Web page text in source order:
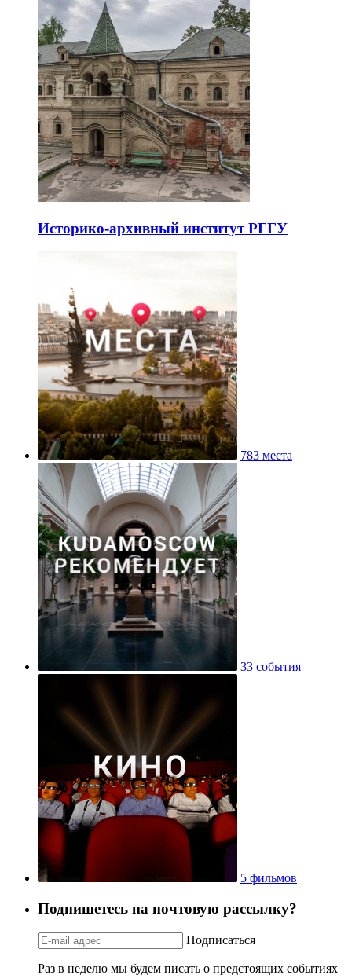
Историко-архивный институт РГГУ
783 места
33 события
5 фильмов
Подпишетесь на почтовую рассылку?
Подписаться
Раз в неделю мы будем писать о предстоящих событиях